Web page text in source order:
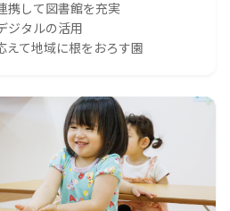
携して図書館を充実
ジタルの活用
えて地域に根をおろす園